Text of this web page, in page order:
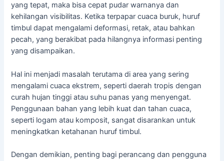
yang tepat, maka bisa cepat pudar warnanya dan
kehilangan visibilitas. Ketika terpapar cuaca buruk, huruf
timbul dapat mengalami deformasi, retak, atau bahkan
pecah, yang berakibat pada hilangnya informasi penting
yang disampaikan.
Hal ini menjadi masalah terutama di area yang sering
mengalami cuaca ekstrem, seperti daerah tropis dengan
curah hujan tinggi atau suhu panas yang menyengat.
Penggunaan bahan yang lebih kuat dan tahan cuaca,
seperti logam atau komposit, sangat disarankan untuk
meningkatkan ketahanan huruf timbul.
Dengan demikian, penting bagi perancang dan pengguna